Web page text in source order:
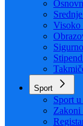
Obrazovanje
Visoko
Sport